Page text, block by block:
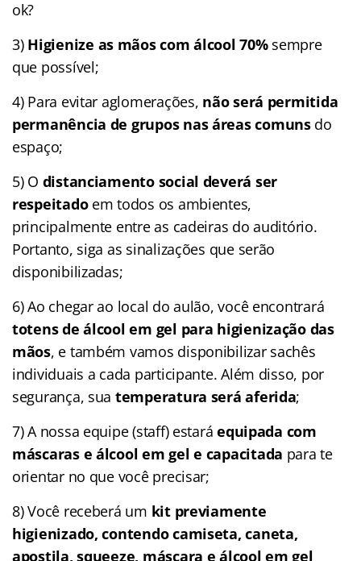
ok?
3) Higienize as mãos com álcool 70%sempre
que possível;
4) Para evitar aglomerações, não será permitida
permanência de grupos nas áreas comunsdo
espaço;
5) O distanciamento social deverá ser
respeitadoem todos os ambientes,
principalmente entre as cadeiras do auditório.
Portanto, siga as sinalizações que serão
disponibilizadas;
6) Ao chegar ao local do aulão, você encontrará
totens de álcool em gel para higienização das
mãos, e também vamos disponibilizar sachês
individuais a cada participante. Além disso, por
segurança, sua temperatura será aferida;
7) A nossa equipe (staff) estaráequipada com
máscaras e álcool em gel e capacitada para te
orientar no que você precisar;
8) Você receberá um kit previamente
higienizado, contendo camiseta, caneta,
apostila, squeeze, máscara e álcool em gel